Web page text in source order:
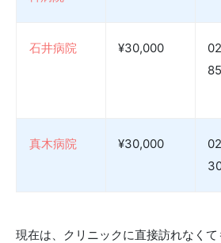
石井病院 ¥30,000
真木病院 ¥30,000
現在は、クリニックに直接訪れなく